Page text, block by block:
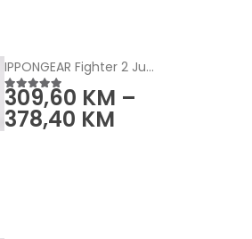
IPPONGEAR Fighter 2 Judo jakna plavi
5.00od 5
309,60 KM –
378,40 KM